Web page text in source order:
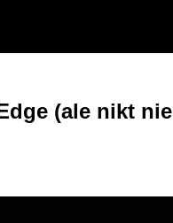
(ale nikt nie